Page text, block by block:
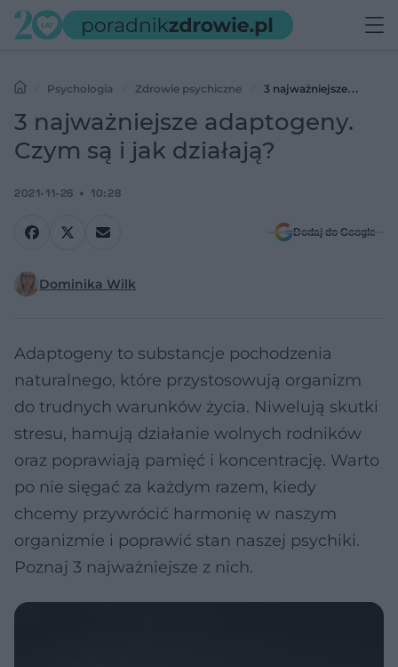
Psychologia Zdrowie psychiczne
3 najważniejsze
adaptogeny. Czym są i jak działają?
3 najważniejsze adaptogeny.
Czym są i jak działają?
2021-11-26 10:28
Dodaj do Google
Dominika Wilk
Adaptogeny to substancje pochodzenia
naturalnego, które przystosowują organizm
do trudnych warunków życia. Niwelują skutki
stresu, hamują działanie wolnych rodników
oraz poprawiają pamięć i koncentrację. Warto
po nie sięgać za każdym razem, kiedy
chcemy przywrócić harmonię w naszym
organizmie i poprawić stan naszej psychiki.
Poznaj 3 najważniejsze z nich.